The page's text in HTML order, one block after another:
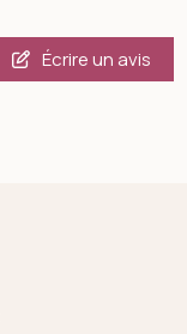
Écrire un avis